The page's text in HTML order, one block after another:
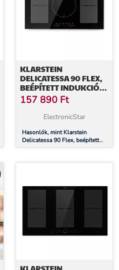
KLARSTEIN
DELICATESSA 90 FLEX,
BEÉPÍTETT INDUKCIÓS
FŐZŐLAP, INDUKCIÓ,
7400 W, 5 ZÓNA,
EGYEDÜLÁLLÓ
157 890 Ft
ElectronicStar
Hasonlók, mint Klarstein
Delicatessa 90 Flex, beépített
indukciós főzőlap, indukció,